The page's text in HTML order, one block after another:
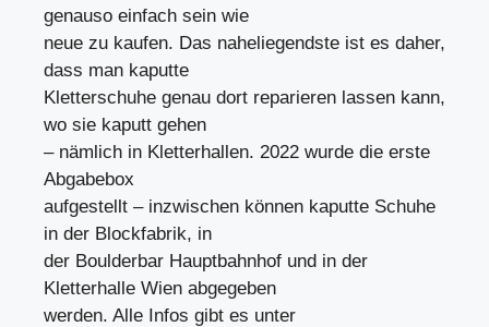
genauso einfach sein wie
neue zu kaufen. Das naheliegendste ist es daher,
dass man kaputte
Kletterschuhe genau dort reparieren lassen kann,
wo sie kaputt gehen
– nämlich in Kletterhallen. 2022 wurde die erste
Abgabebox
aufgestellt – inzwischen können kaputte Schuhe
in der Blockfabrik, in
der Boulderbar Hauptbahnhof und in der
Kletterhalle Wien abgegeben
werden. Alle Infos gibt es unter